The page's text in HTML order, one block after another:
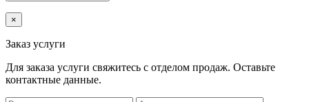
×
Заказ услуги
Для заказа услуги свяжитесь с отделом продаж. Оставьте
контактные данные.